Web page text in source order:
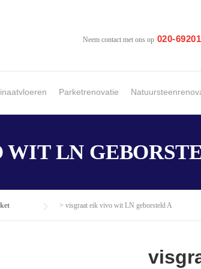
Neem contact met ons op 020-
Parketrenovatie
LN
> visgraat eik vivo wit LN geborsteld A